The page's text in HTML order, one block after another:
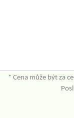
* Cena může být za